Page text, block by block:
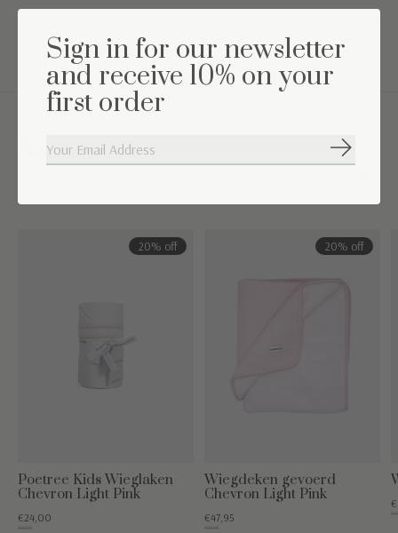
TOG waarde: 2,5 (geschikt voor een kamertemperatuur tussen
de 16°C-19°C)
Maak de set compleet
Carousel items
20% off
Poetree Kids Wieglaken
Chevron Light Pink
€24,00
€29,95
20% off
Wiegdeken gevoerd
Chevron Light Pink
€47,95
€59,95
Sign in for our newsletter
and receive 10% on your
first order
Abonneer